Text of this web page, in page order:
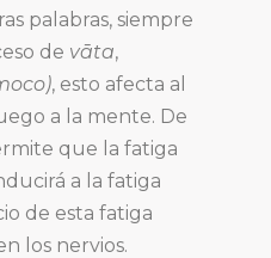
palabras, siempre
de vāta,
, esto afecta al
a la mente. De
que la fatiga
a la fatiga
de esta fatiga
los nervios.